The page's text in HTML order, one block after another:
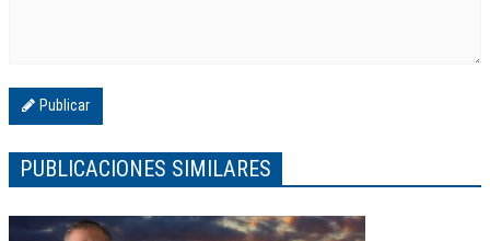
Publicar
PUBLICACIONES SIMILARES